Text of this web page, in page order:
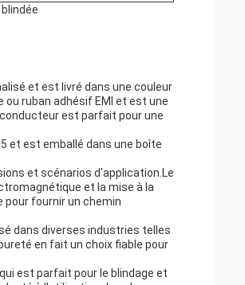
et est livré dans une couleur
ruban adhésif EMI et est une
est parfait pour une
et est emballé dans une boîte
et scénarios d'application.Le
et la mise à la
fournir un chemin
dans diverses industries telles
en fait un choix fiable pour
est parfait pour le blindage et